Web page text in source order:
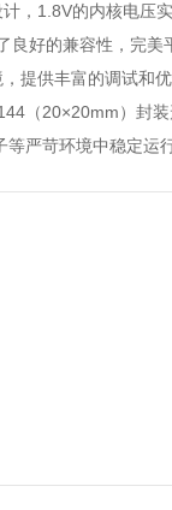
，1.8V的内核电压
良好的兼容性，完美
提供丰富的调试和优
（20×20mm）封
严苛环境中稳定运